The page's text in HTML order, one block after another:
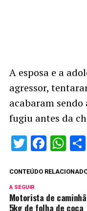
A esposa e a
agressor,
acabaram
fugiu antes da
Twitter
CONTEÚDO
A SEGUIR
Motorista de
5kg de folha de coca